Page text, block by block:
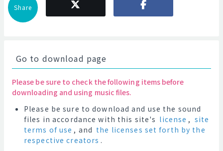
Share
Go to download page
Please be sure to check the following items before
downloading and using music files.
Please be sure to download and use the sound
files in accordance with this site's license , site
terms of use , and the licenses set forth by the
respective creators .